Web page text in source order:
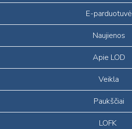
E-parduotuvė
Naujienos
Apie LOD
Veikla
Paukščiai
LOFK